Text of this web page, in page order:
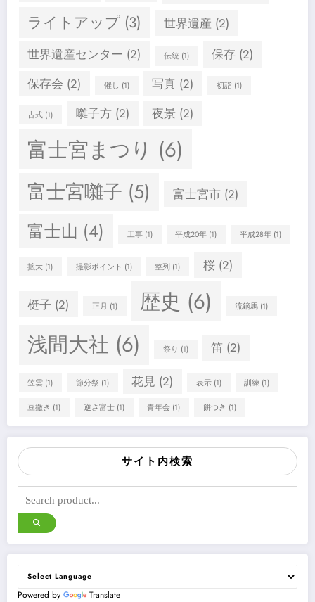
ライトアップ (3) 世界遺産 (2)
世界遺産センター (2) 伝統(1) 保存 (2)
保存会 (2) 催し (1) 写真 (2) 初詣(1)
古式 (1) 囃子方(2) 夜景 (2)
富士宮まつり (6)
富士宮囃子 (5) 富士宮市(2)
富士山 (4) 工事(1) 平成20年 (1) 平成28年(1)
拡大 (1) 撮影ポイント (1) 整列 (1) 桜(2)
梃子 (2) 正月 (1) 歴史 (6) 流鏑馬(1)
浅間大社 (6) 祭り (1) 笛 (2)
笠雲 (1) 節分祭(1) 花見 (2) 表示(1) 訓練 (1)
豆撒き (1) 逆さ富士(1) 青年会 (1) 餅つき (1)
サイト内検索
Powered by Translate